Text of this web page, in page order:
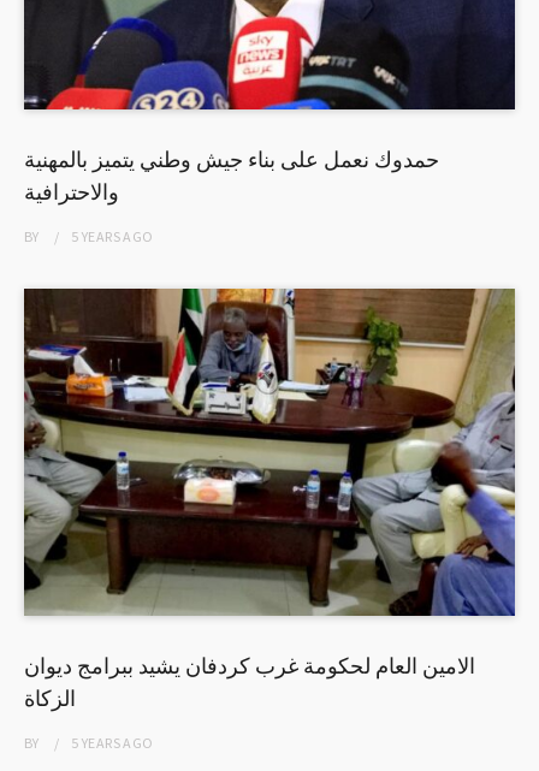
حمدوك نعمل على بناء جيش وطني يتميز بالمهنية
والاحترافية
BY 5 YEARSAGO
الامين العام لحكومة غرب كردفان يشيد ببرامج ديوان
الزكاة
BY 5 YEARSAGO